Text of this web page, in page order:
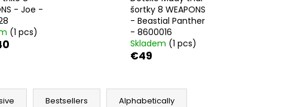
- Joe -
(1 pcs)
šortky 8 WEAPONS
- Beastial Panther
- 8600016
Skladem (1 pcs)
€49
Bestsellers Alphabetically